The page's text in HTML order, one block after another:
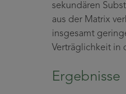
sekundären
aus der Matrix
insgesamt
Verträglichkeit in
Ergebnisse